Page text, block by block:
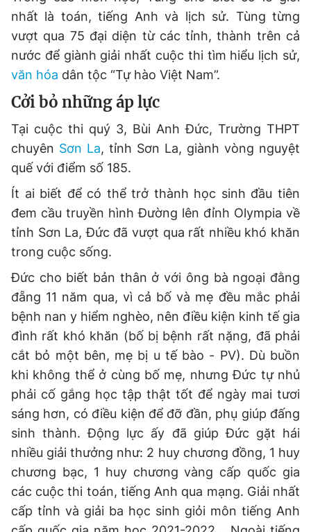
nhất là toán, tiếng Anh và lịch sử. Tùng từng
vượt qua 75 đại diện từ các tỉnh, thành trên cả
nước để giành giải nhất cuộc thi tìm hiểu lịch sử,
văn hóa dân tộc “Tự hào Việt Nam”.
Cởi bỏ những áp lực
Tại cuộc thi quý 3, Bùi Anh Đức, Trường THPT
chuyên Sơn La, tỉnh Sơn La, giành vòng nguyệt
quế với điểm số 185.
Ít ai biết để có thể trở thành học sinh đầu tiên
đem cầu truyền hình Đường lên đỉnh Olympia về
tỉnh Sơn La, Đức đã vượt qua rất nhiều khó khăn
trong cuộc sống.
Đức cho biết bản thân ở với ông bà ngoại đằng
đẵng 11 năm qua, vì cả bố và mẹ đều mắc phải
bệnh nan y hiểm nghèo, nên điều kiện kinh tế gia
đình rất khó khăn (bố bị bệnh rất nặng, đã phải
cắt bỏ một bên, mẹ bị u tế bào - PV). Dù buồn
khi không thể ở cùng bố mẹ, nhưng Đức tự nhủ
phải cố gắng học tập thật tốt để ngày mai tươi
sáng hơn, có điều kiện để đỡ đần, phụ giúp đấng
sinh thành. Động lực ấy đã giúp Đức gặt hái
nhiều giải thưởng như: 2 huy chương đồng, 1 huy
chương bạc, 1 huy chương vàng cấp quốc gia
các cuộc thi toán, tiếng Anh qua mạng. Giải nhất
cấp tỉnh và giải ba học sinh giỏi môn tiếng Anh